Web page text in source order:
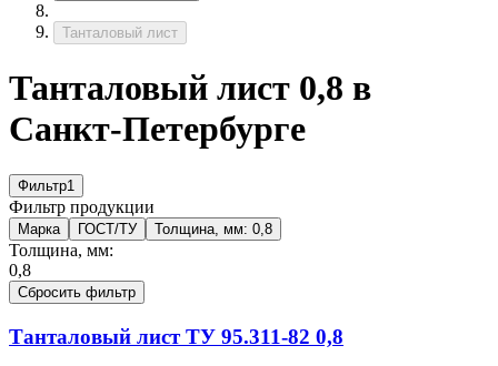
Танталовый лист
Танталовый лист 0,8 в
Санкт-Петербурге
Фильтр1
Фильтр продукции
Марка ГОСТ/ТУ Толщина, мм: 0,8
Толщина, мм:
0,8
Сбросить фильтр
Танталовый листТУ 95.311-82 0,8